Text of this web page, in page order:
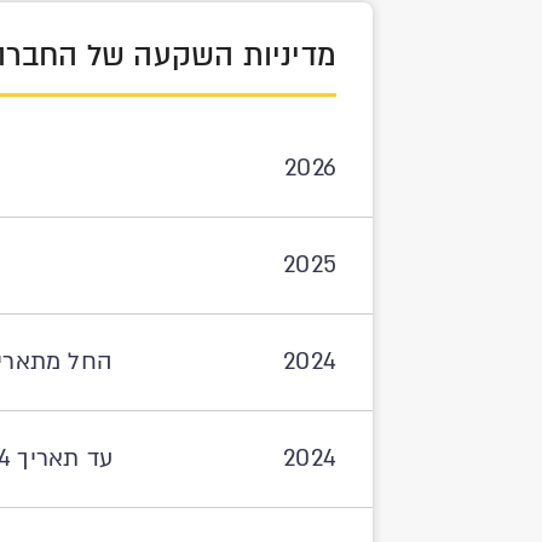
מדיניות השקעה של
2026
2025
2024 החל מתאריך
2024 עד תאריך 30.06.2024